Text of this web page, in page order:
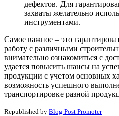
дефектов. Для
захваты желательно
инструментами.
Самое важное – это
работу с различными
внимательно ознакомиться с
удается повысить шансы на
продукции с учетом основных
возможность успешного
транспортировке разной
Republished by Blog Post Promoter